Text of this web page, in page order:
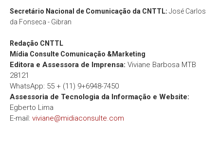
Secretário Nacional de Comunicação da CNTTL: José Carlos
da Fonseca - Gibran
Redação CNTTL
Mídia Consulte Comunicação &Marketing
Editora e Assessora de Imprensa: Viviane Barbosa MTB
28121
WhatsApp: 55 + (11) 9+6948-7450
Assessoria de Tecnologia da Informação e Website:
Egberto Lima
E-mail: viviane@midiaconsulte.com